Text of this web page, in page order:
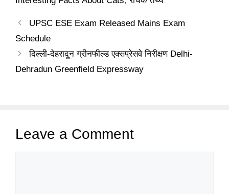
UPSC ESE Exam Released Mains Exam
Schedule
दिल्ली-देहरादून ग्रीनफील्ड एक्सप्रेसवे निरीक्षण Delhi-
Dehradun Greenfield Expressway
Leave a Comment